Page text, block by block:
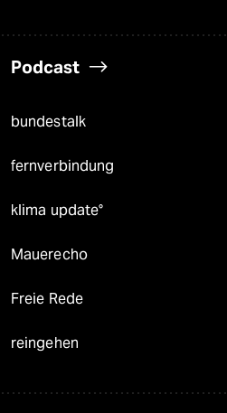
Podcast
bundestalk
fernverbindung
klima update°
Mauerecho
Freie Rede
reingehen